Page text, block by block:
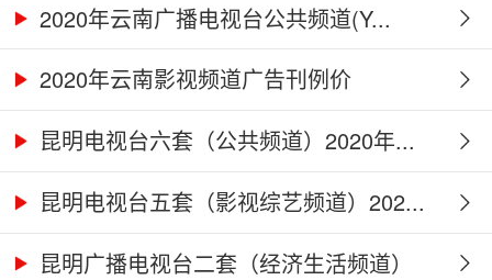
2020年云南广播电视台公共频道(Y...
2020年云南影视频道广告刊例价
昆明电视台六套（公共频道）2020年...
昆明电视台五套（影视综艺频道）202...
昆明广播电视台二套（经济生活频道）